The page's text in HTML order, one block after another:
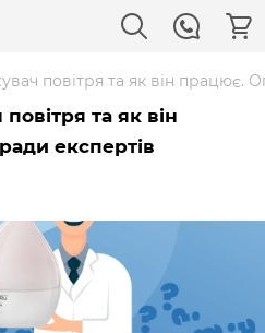
повітря та як він працює.
та як він
експертів